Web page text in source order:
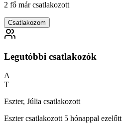
2 fő már csatlakozott
Csatlakozom
Legutóbbi csatlakozók
A
T
Eszter, Júlia csatlakozott
Eszter csatlakozott 5 hónappal ezelőtt